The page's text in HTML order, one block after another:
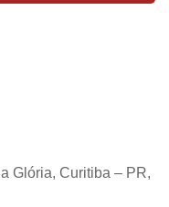
Glória, Curitiba – PR,